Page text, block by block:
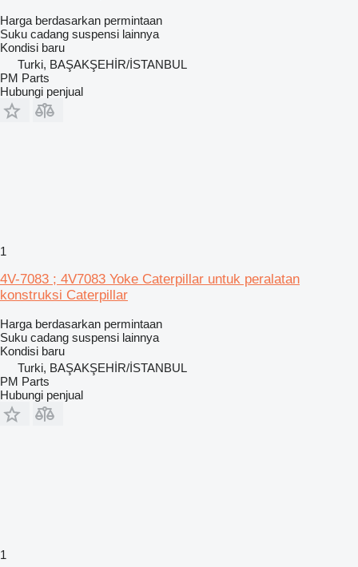
Harga berdasarkan permintaan
Suku cadang suspensi lainnya
Kondisi baru
Turki, BAŞAKŞEHİR/İSTANBUL
PM Parts
Hubungi penjual
1
4V-7083 ; 4V7083 Yoke Caterpillar untuk peralatan
konstruksi Caterpillar
Harga berdasarkan permintaan
Suku cadang suspensi lainnya
Kondisi baru
Turki, BAŞAKŞEHİR/İSTANBUL
PM Parts
Hubungi penjual
1